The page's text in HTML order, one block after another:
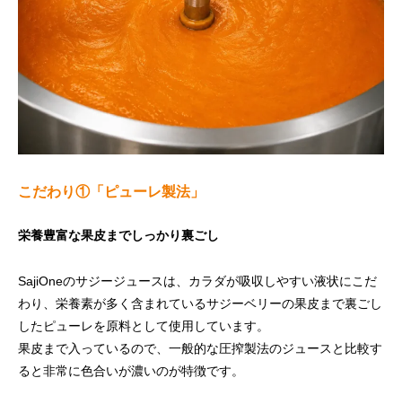
こだわり①「ピューレ製法」
栄養豊富な果皮までしっかり裏ごし
SajiOneのサジージュースは、カラダが吸収しやすい液状にこだ
わり、栄養素が多く含まれているサジーベリーの果皮まで裏ごし
したピューレを原料として使用しています。
果皮まで入っているので、一般的な圧搾製法のジュースと比較す
ると非常に色合いが濃いのが特徴です。